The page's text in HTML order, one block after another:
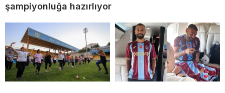
şampiyonluğa hazırlıyor